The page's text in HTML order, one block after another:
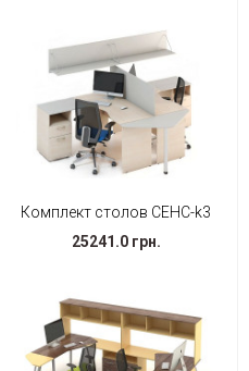
Комплект столов СЕНС-k3
25241.0 грн.